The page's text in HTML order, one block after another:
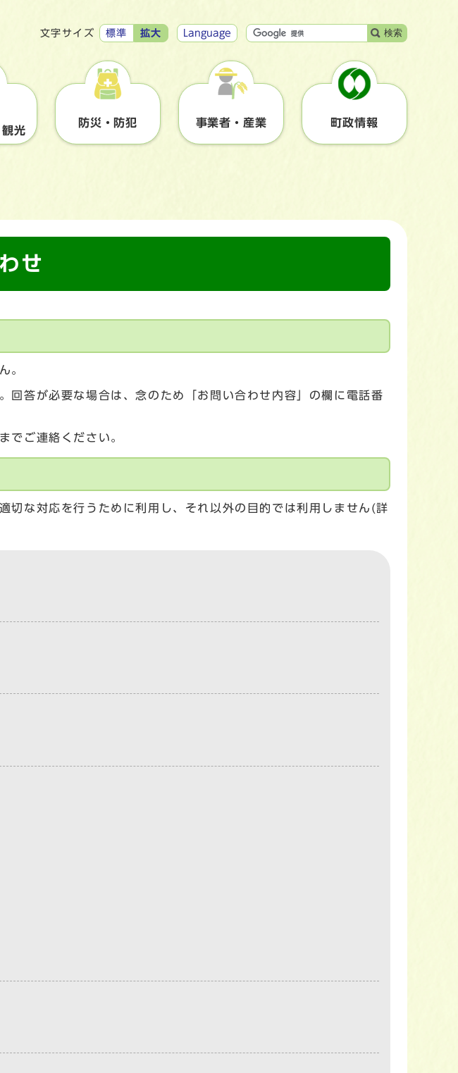
文字サイズ 標準 拡大 Language 検索
観光
防災・防犯 事業者・産業 町政情報
せ
。
回答が必要な場合は、念のため「お問い合わせ内容」の欄に電話番
でご連絡ください。
切な対応を行うために利用し、それ以外の目的では利用しません(詳